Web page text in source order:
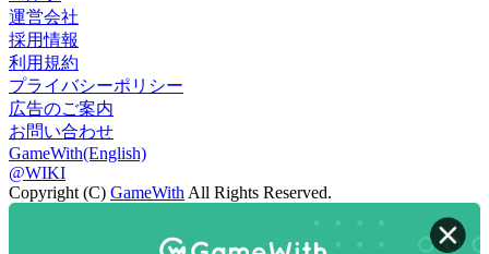
運営会社
採用情報
利用規約
プライバシーポリシー
広告のご案内
お問い合わせ
GameWith(English)
@WIKI
Copyright (C) GameWith All Rights Reserved.